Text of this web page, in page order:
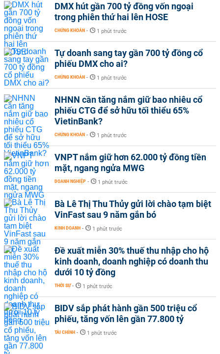
DMX hút gần 700 tỷ đồng vốn ngoại
trong phiên thứ hai lên HOSE
CHỨNG KHOÁN - 1 phút trước
Tự doanh sang tay gần 700 tỷ đồng cổ
phiếu DMX cho ai?
CHỨNG KHOÁN - 1 phút trước
NHNN cần tăng nắm giữ bao nhiêu cổ
phiếu CTG để sở hữu tối thiểu 65%
VietinBank?
CHỨNG KHOÁN - 1 phút trước
VNPT nắm giữ hơn 62.000 tỷ đồng tiền
mặt, ngang ngửa MWG
DOANH NGHIỆP - 1 phút trước
Bà Lê Thị Thu Thủy gửi lời chào tạm biệt
VinFast sau 9 năm gắn bó
KINH DOANH - 1 phút trước
Đề xuất miễn 30% thuế thu nhập cho hộ
kinh doanh, doanh nghiệp có doanh thu
dưới 10 tỷ đồng
THỜI SỰ - 1 phút trước
BIDV sắp phát hành gần 500 triệu cổ
phiếu, tăng vốn lên gần 77.800 tỷ
TÀI CHÍNH - 1 phút trước